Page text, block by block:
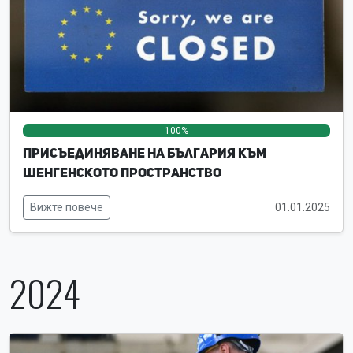
100%
Присъединяване на България към
Шенгенското пространство
Вижте повече 01.01.2025
2024